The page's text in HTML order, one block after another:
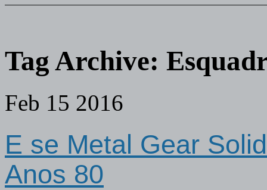
Tag Archive:
Feb 15 2016
E se Metal Gear
Anos 80